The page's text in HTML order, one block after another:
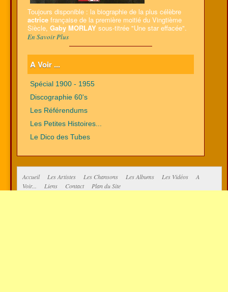
Toujours disponible : la biographie de la plus célèbre
actrice française de la première moitié du Vingtième
Siècle, Gaby MORLAY sous-titrée "Une star effacée".
En Savoir Plus
A Voir ...
Spécial 1900 - 1955
Discographie 60's
Les Référendums
Les Petites Histoires...
Le Dico des Tubes
Accueil Les Artistes Les Chansons Les Albums Les Vidéos
A
Voir...
Liens Contact Plan du Site